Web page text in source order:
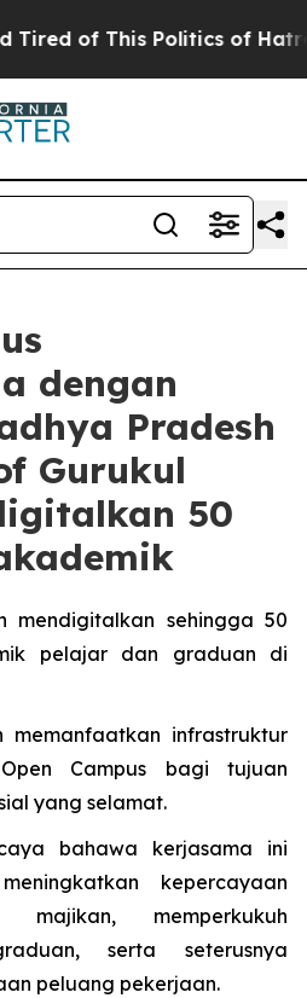
of This Politics of Hatred”
dengan
Pradesh
Gurukul
50
mendigitalkan sehingga 50
pelajar dan graduan di
memanfaatkan infrastruktur
Campus bagi tujuan
yang selamat.
bahawa kerjasama ini
kepercayaan
memperkukuh
serta seterusnya
peluang pekerjaan.